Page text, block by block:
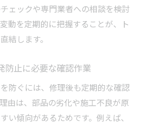
ェックや専門業者への相談を検討
動を定期的に把握することが、ト
結します。
防止に必要な確認作業
防ぐには、修理後も定期的な確認
由は、部品の劣化や施工不良が原
い傾向があるためです。例えば、